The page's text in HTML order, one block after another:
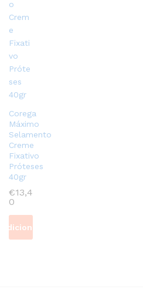
Corega
Máximo
Selamento
Creme
Fixativo
Próteses
40gr
€13,4
0
Adicionar